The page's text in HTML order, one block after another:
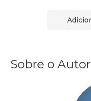
Sobre o Autor